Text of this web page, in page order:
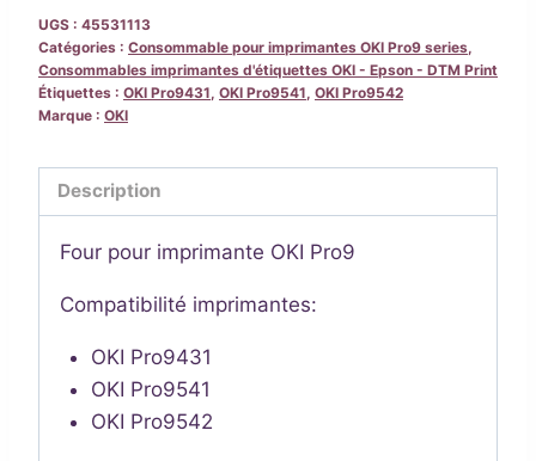
000
pages
pour
imprimante
Pro9
UGS : 45531113
Catégories : Consommable pour imprimantes OKI Pro9 series,
Consommables imprimantes d'étiquettes OKI - Epson - DTM Print
Étiquettes : OKI Pro9431, OKI Pro9541, OKI Pro9542
Marque : OKI
Description
Four pour imprimante OKI Pro9
Compatibilité imprimantes:
OKI Pro9431
OKI Pro9541
OKI Pro9542